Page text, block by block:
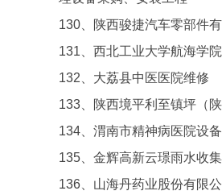
130、陕西骏捷汽车零部件
131、西北工业大学航海学
132、大荔县中医医院维修
133、陕西境平利至镇坪（
134、渭南市精神病医院设
135、金辉高新云璟雨水收
136、山海丹药业股份有限